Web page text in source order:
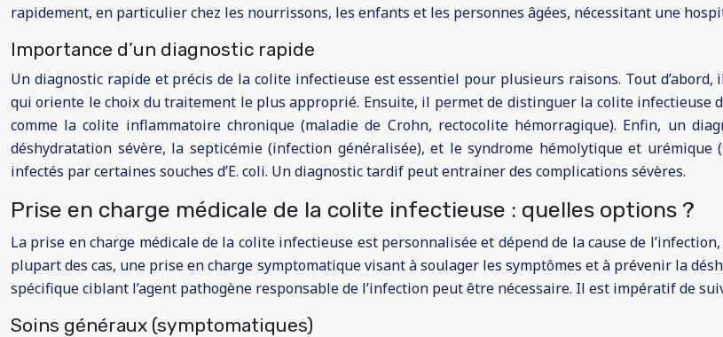
rapidement, en particulier chez les nourrissons, les enfants et les personnes âgées, nécessitant une
Importance d’un diagnostic rapide
Un diagnostic rapide et précis de la colite infectieuse est essentiel pour plusieurs raisons. Tout d’abord,
qui oriente le choix du traitement le plus approprié. Ensuite, il permet de distinguer la colite infectieuse
comme la colite inflammatoire chronique (maladie de Crohn, rectocolite hémorragique). Enfin, un
déshydratation sévère, la septicémie (infection généralisée), et le syndrome hémolytique et
infectés par certaines souches d’E. coli. Un diagnostic tardif peut entrainer des complications sévères.
Prise en charge médicale de la colite infectieuse : quelles options ?
La prise en charge médicale de la colite infectieuse est personnalisée et dépend de la cause de
plupart des cas, une prise en charge symptomatique visant à soulager les symptômes et à prévenir la
spécifique ciblant l’agent pathogène responsable de l’infection peut être nécessaire. Il est impératif de
Soins généraux (symptomatiques)